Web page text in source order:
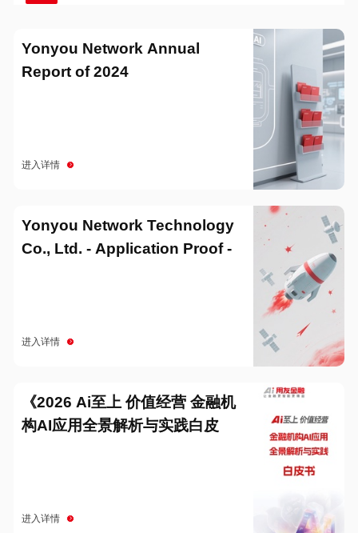
Yonyou Network Annual
Report of 2024
进入详情
Yonyou Network Technology
Co., Ltd. - Application Proof -
进入详情
《2026 Ai至上 价值经营 金融机
构AI应用全景解析与实践白皮
进入详情